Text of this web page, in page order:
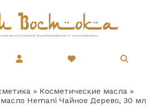
Косметические масла
Hemani Чайное Дерево, 30 мл